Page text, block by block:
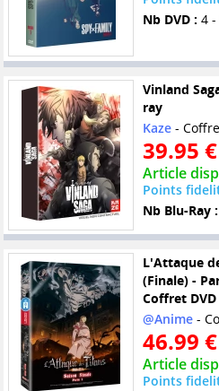
Nb DVD : 4 -
Vinland
ray
Kaze-
39.95 €
Article
Points
Nb Blu-Ray :
L'Attaque
(Finale) -
Coffret DVD
@Anime-
46.99 €
Article
Points